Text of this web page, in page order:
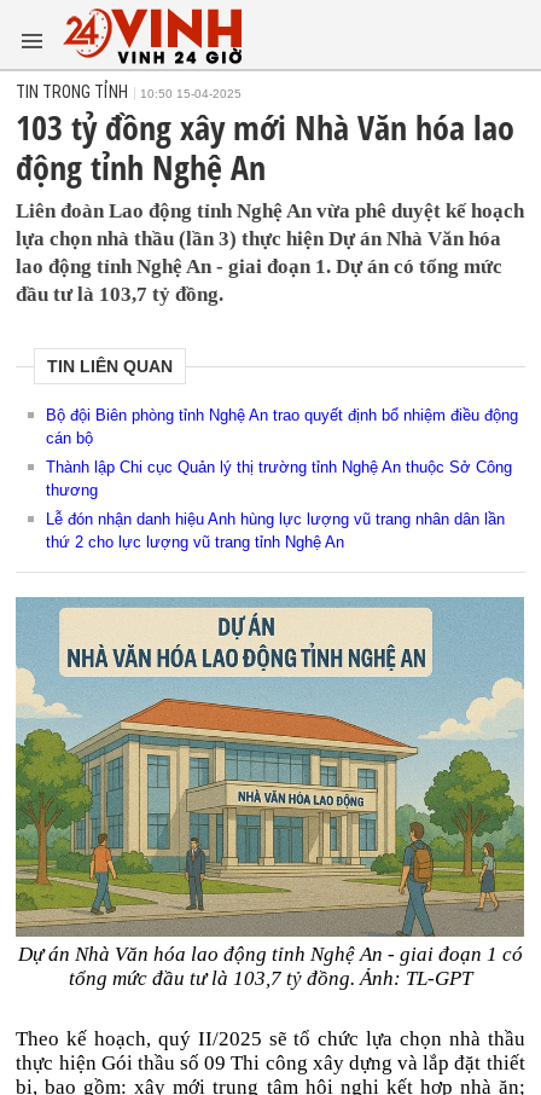
TIN TRONG TỈNH 10:50 15-04-2025
103 tỷ đồng xây mới Nhà Văn hóa lao
động tỉnh Nghệ An
Liên đoàn Lao động tỉnh Nghệ An vừa phê duyệt kế hoạch
lựa chọn nhà thầu (lần 3) thực hiện Dự án Nhà Văn hóa
lao động tỉnh Nghệ An - giai đoạn 1. Dự án có tổng mức
đầu tư là 103,7 tỷ đồng.
TIN LIÊN QUAN
Bộ đội Biên phòng tỉnh Nghệ An trao quyết định bổ nhiệm điều động
cán bộ
Thành lập Chi cục Quản lý thị trường tỉnh Nghệ An thuộc Sở Công
thương
Lễ đón nhận danh hiệu Anh hùng lực lượng vũ trang nhân dân lần
thứ 2 cho lực lượng vũ trang tỉnh Nghệ An
Dự án Nhà Văn hóa lao động tỉnh Nghệ An - giai đoạn 1 có
tổng mức đầu tư là 103,7 tỷ đồng. Ảnh: TL-GPT
Theo kế hoạch, quý II/2025 sẽ tổ chức lựa chọn nhà thầu
thực hiện Gói thầu số 09 Thi công xây dựng và lắp đặt thiết
bị, bao gồm: xây mới trung tâm hội nghị kết hợp nhà ăn;